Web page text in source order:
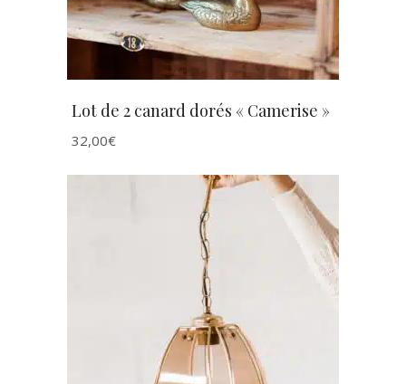
Lot de 2 canard dorés « Camerise »
32,00€
AJOUTER AU PANIER